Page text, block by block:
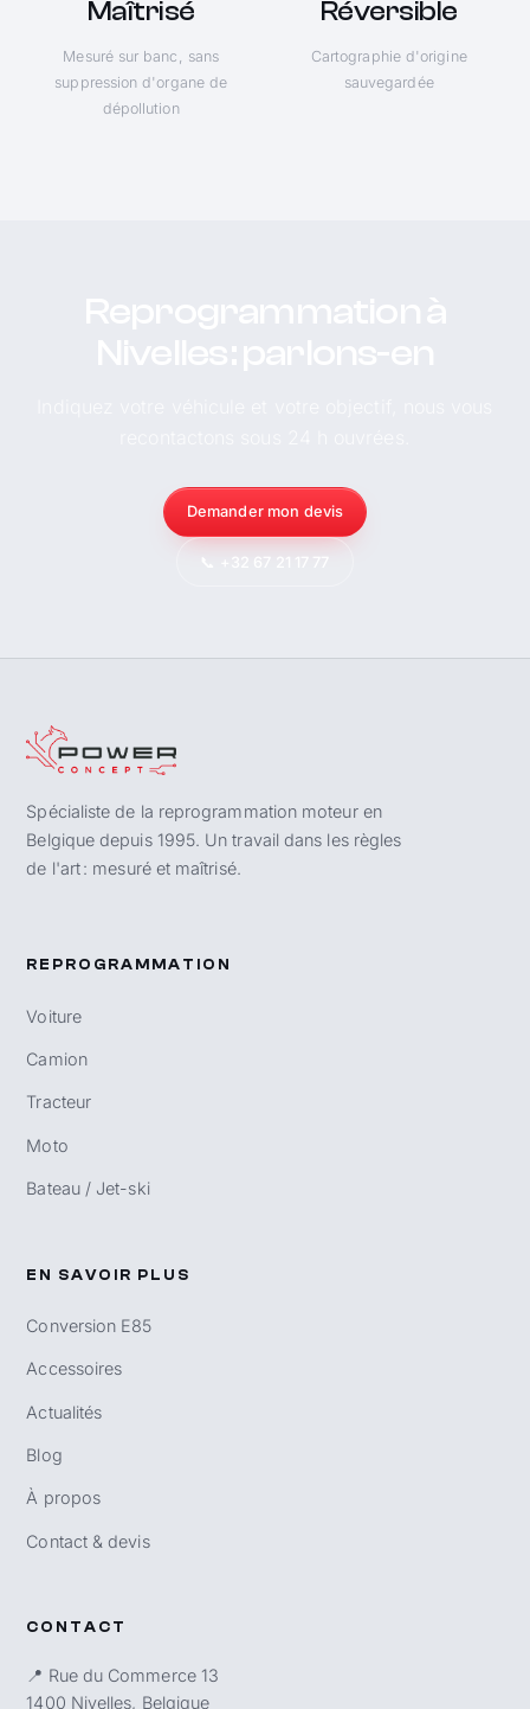
Maîtrisé
Mesuré sur banc, sans
suppression d'organe de
dépollution
Réversible
Cartographie d'origine
sauvegardée
Demander mon devis
📞 +32 67 21 17 77
Spécialiste de la reprogrammation moteur en
Belgique depuis 1995. Un travail dans les règles
de l'art : mesuré et maîtrisé.
REPROGRAMMATION
Voiture
Camion
Tracteur
Moto
Bateau / Jet-ski
EN SAVOIR PLUS
Conversion E85
Accessoires
Actualités
Blog
À propos
Contact & devis
CONTACT
📍 Rue du Commerce 13
1400 Nivelles, Belgique